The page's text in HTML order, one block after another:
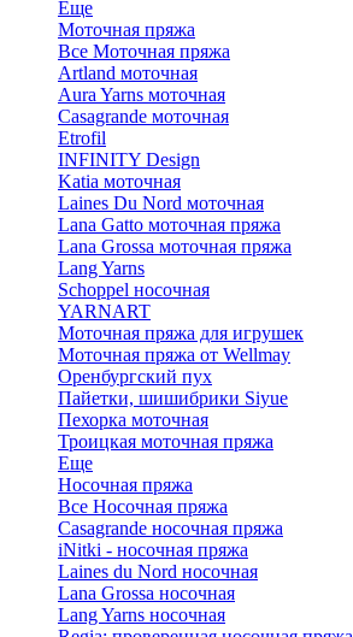
Еще
Моточная пряжа
Все Моточная пряжа
Artland моточная
Aura Yarns моточная
Casagrande моточная
Etrofil
INFINITY Design
Katia моточная
Laines Du Nord моточная
Lana Gatto моточная пряжа
Lana Grossa моточная пряжа
Lang Yarns
Schoppel носочная
YARNART
Моточная пряжа для игрушек
Моточная пряжа от Wellmay
Оренбургский пух
Пайетки, шишибрики Siyue
Пехорка моточная
Троицкая моточная пряжа
Еще
Носочная пряжа
Все Носочная пряжа
Casagrande носочная пряжа
iNitki - носочная пряжа
Laines du Nord носочная
Lana Grossa носочная
Lang Yarns носочная